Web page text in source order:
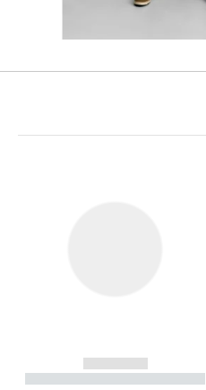
------------
----------- ----------- ----------